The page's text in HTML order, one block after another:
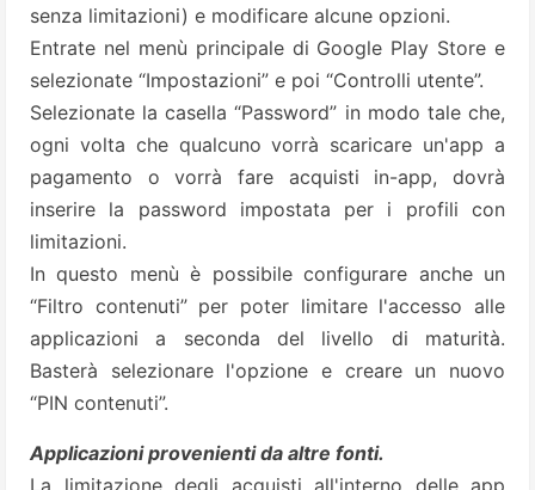
senza limitazioni) e modificare alcune opzioni.
Entrate nel menù principale di Google Play Store e
selezionate “Impostazioni” e poi “Controlli utente”.
Selezionate la casella “Password” in modo tale che,
ogni volta che qualcuno vorrà scaricare un'app a
pagamento o vorrà fare acquisti in-app, dovrà
inserire la password impostata per i profili con
limitazioni.
In questo menù è possibile configurare anche un
“Filtro contenuti” per poter limitare l'accesso alle
applicazioni a seconda del livello di maturità.
Basterà selezionare l'opzione e creare un nuovo
“PIN contenuti”.
Applicazioni provenienti da altre fonti.
La limitazione degli acquisti all'interno delle app